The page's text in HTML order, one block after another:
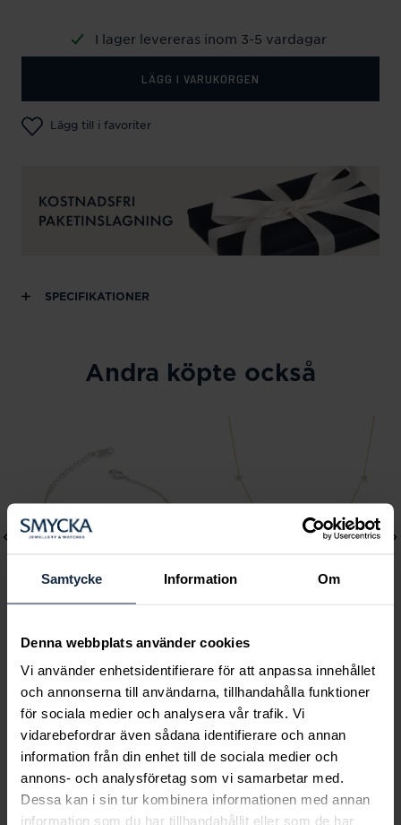
Samtycke Information Om
Denna webbplats använder cookies
Vi använder enhetsidentifierare för att anpassa innehållet
och annonserna till användarna, tillhandahålla funktioner
för sociala medier och analysera vår trafik. Vi
vidarebefordrar även sådana identifierare och annan
information från din enhet till de sociala medier och
annons- och analysföretag som vi samarbetar med.
Dessa kan i sin tur kombinera informationen med annan
information som du har tillhandahållit eller som de har
I lager levereras inom 3-5 vardagar
LÄGG I VARUKORGEN
Lägg till i favoriter
SPECIFIKATIONER
Andra köpte också
Lily and Rose
Emily pearl bracelet -
Pris
349 kr
349 kr
Ellie Gold Necklace
Pris
799 kr